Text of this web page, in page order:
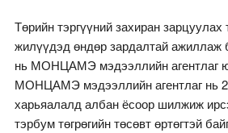
Төрийн тэргүүний захиран
жилүүдэд өндөр зардалтай ажиллаж
нь МОНЦАМЭ мэдээллийн агентлаг
МОНЦАМЭ мэдээллийн агентлаг нь
харьяалалд албан ёсоор шилжиж
тэрбум төгрөгийн төсөвт өртөгтэй